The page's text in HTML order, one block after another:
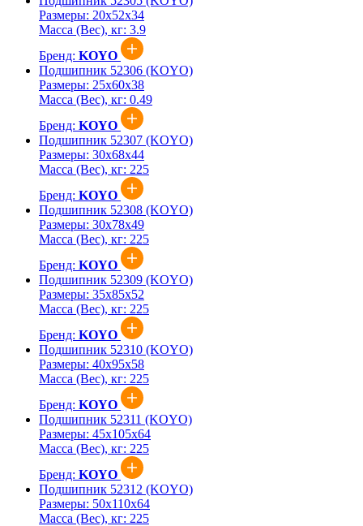
Размеры: 20x52x34
Масса (Вес), кг: 3.9
Бренд: KOYO
Подшипник 52306 (KOYO)
Размеры: 25x60x38
Масса (Вес), кг: 0.49
Бренд: KOYO
Подшипник 52307 (KOYO)
Размеры: 30x68x44
Масса (Вес), кг: 225
Бренд: KOYO
Подшипник 52308 (KOYO)
Размеры: 30x78x49
Масса (Вес), кг: 225
Бренд: KOYO
Подшипник 52309 (KOYO)
Размеры: 35x85x52
Масса (Вес), кг: 225
Бренд: KOYO
Подшипник 52310 (KOYO)
Размеры: 40x95x58
Масса (Вес), кг: 225
Бренд: KOYO
Подшипник 52311 (KOYO)
Размеры: 45x105x64
Масса (Вес), кг: 225
Бренд: KOYO
Подшипник 52312 (KOYO)
Размеры: 50x110x64
Масса (Вес), кг: 225